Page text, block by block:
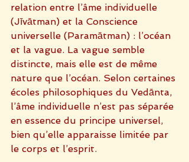
relation entre l’âme individuelle
(Jīvātman) et la Conscience
universelle (Paramātman) : l’océan
et la vague. La vague semble
distincte, mais elle est de même
nature que l’océan. Selon certaines
écoles philosophiques du Vedānta,
l’âme individuelle n’est pas séparée
en essence du principe universel,
bien qu’elle apparaisse limitée par
le corps et l’esprit.